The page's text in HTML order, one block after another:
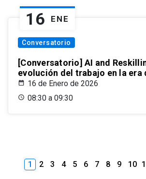
16 ENE
Conversatorio
[Conversatorio] AI and
evolución del trabajo en la era
16 de Enero de 2026
08:30 a 09:30
1 2 3 4 5 6 7 8 9 10